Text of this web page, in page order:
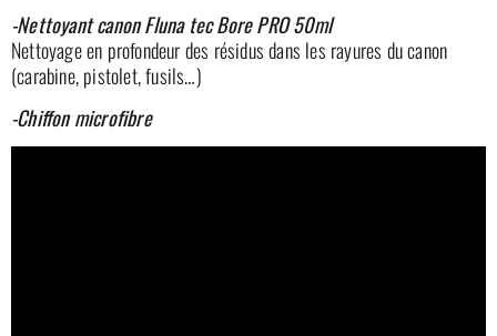
-Nettoyant canon Fluna tec Bore PRO 50ml
Nettoyage en profondeur des résidus dans les rayures du canon
(carabine, pistolet, fusils…)
-Chiffon microfibre